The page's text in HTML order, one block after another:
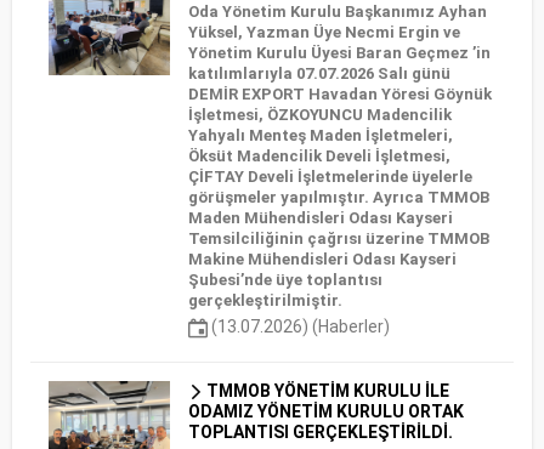
Oda Yönetim Kurulu Başkanımız Ayhan
Yüksel, Yazman Üye Necmi Ergin ve
Yönetim Kurulu Üyesi Baran Geçmez ’in
katılımlarıyla 07.07.2026 Salı günü
DEMİR EXPORT Havadan Yöresi Göynük
İşletmesi, ÖZKOYUNCU Madencilik
Yahyalı Menteş Maden İşletmeleri,
Öksüt Madencilik Develi İşletmesi,
ÇİFTAY Develi İşletmelerinde üyelerle
görüşmeler yapılmıştır. Ayrıca TMMOB
Maden Mühendisleri Odası Kayseri
Temsilciliğinin çağrısı üzerine TMMOB
Makine Mühendisleri Odası Kayseri
Şubesi’nde üye toplantısı
gerçekleştirilmiştir.
(13.07.2026) (Haberler)
TMMOB YÖNETİM KURULU İLE
ODAMIZ YÖNETİM KURULU ORTAK
TOPLANTISI GERÇEKLEŞTİRİLDİ.